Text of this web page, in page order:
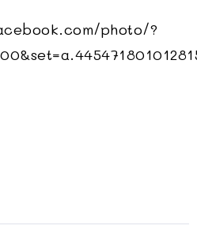
photo/?